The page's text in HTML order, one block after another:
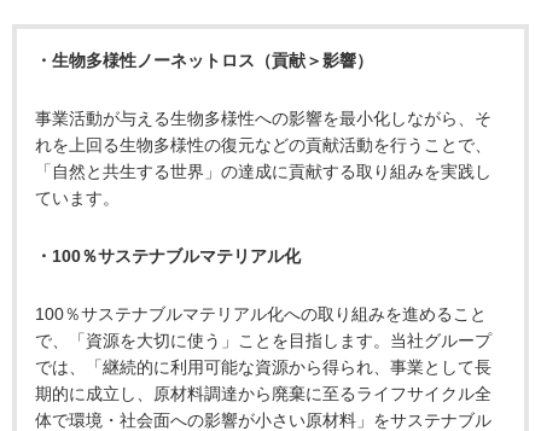
・生物多様性ノーネットロス（貢献＞影響）
事業活動が与える生物多様性への影響を最小化しながら、そ
れを上回る生物多様性の復元などの貢献活動を行うことで、
「自然と共生する世界」の達成に貢献する取り組みを実践し
ています。
・100％サステナブルマテリアル化
100％サステナブルマテリアル化への取り組みを進めること
で、「資源を大切に使う」ことを目指します。当社グループ
では、「継続的に利用可能な資源から得られ、事業として長
期的に成立し、原材料調達から廃棄に至るライフサイクル全
体で環境・社会面への影響が小さい原材料」をサステナブル